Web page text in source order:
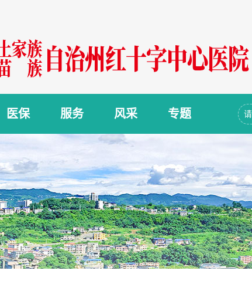
医保 服务 风采 专题